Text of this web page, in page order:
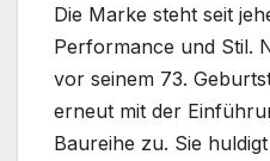
Die Marke steht seit
Performance und Stil.
vor seinem 73.
erneut mit der
Baureihe zu. Sie